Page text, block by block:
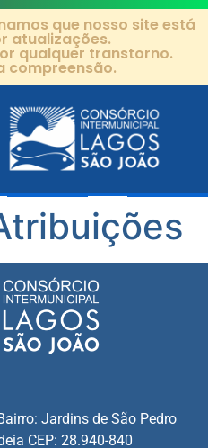
que nosso site está
atualizações.
qualquer transtorno.
compreensão.
Jardins de São Pedro
CEP: 28.940-840